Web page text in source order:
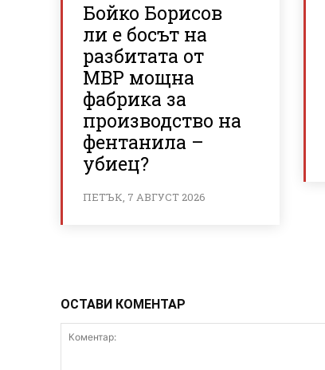
Бойко Борисов
ли е босът на
разбитата от
МВР мощна
фабрика за
производство на
фентанила –
убиец?
ПЕТЪК, 7 АВГУСТ 2026
ОСТАВИ КОМЕНТАР